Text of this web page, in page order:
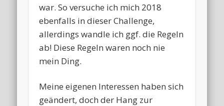
war. So versuche ich mich 2018
ebenfalls in dieser Challenge,
allerdings wandle ich ggf. die Regeln
ab! Diese Regeln waren noch nie
mein Ding.
Meine eigenen Interessen haben sich
geändert, doch der Hang zur